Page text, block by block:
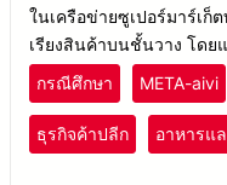
ในเครือข่ายซูเปอร์มาร์เก็
เรียงสินค้าบนชั้นวาง โด
และช่วยฝึกอบรมพนักงานใ
กรณีศึกษา META-aivi
ธุรกิจค้าปลีก อาหารแ